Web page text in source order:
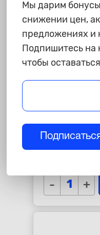
75 ₽
Фильтр
Emgrand
- +
Мы дарим
снижении цен,
предложениях и
Подпишитесь на
чтобы